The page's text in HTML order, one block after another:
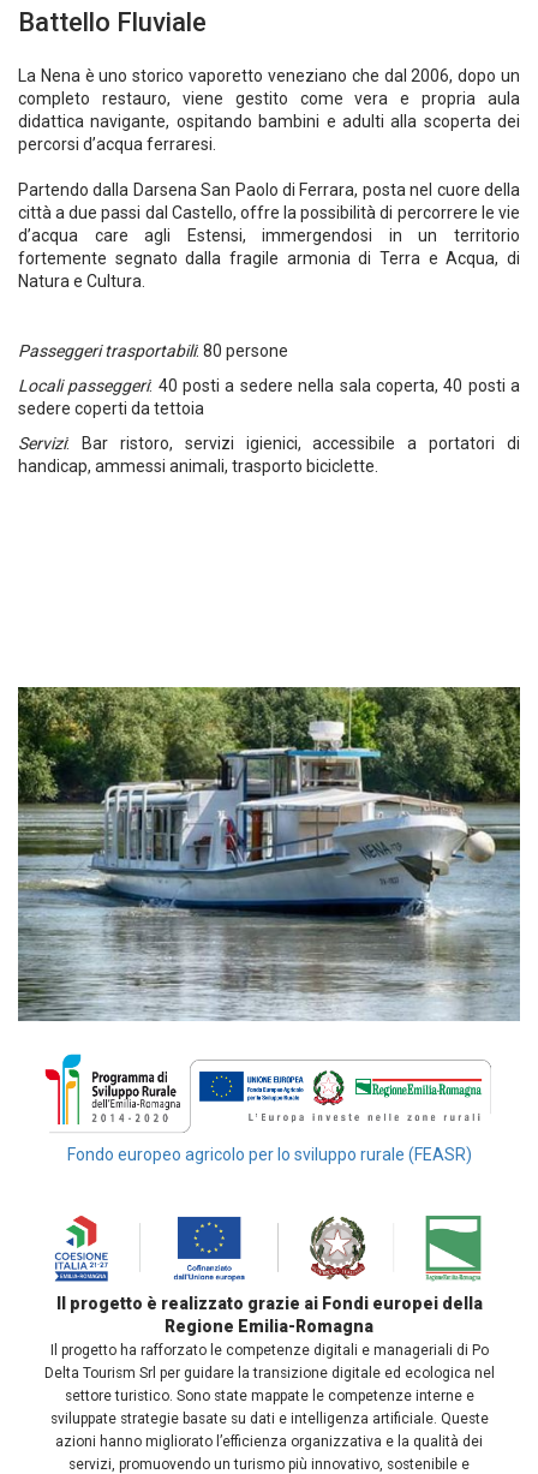
Battello Fluviale
La Nena è uno storico vaporetto veneziano che dal 2006, dopo un
completo restauro, viene gestito come vera e propria aula
didattica navigante, ospitando bambini e adulti alla scoperta dei
percorsi d’acqua ferraresi.
Partendo dalla Darsena San Paolo di Ferrara, posta nel cuore della
città a due passi dal Castello, offre la possibilità di percorrere le vie
d’acqua care agli Estensi, immergendosi in un territorio
fortemente segnato dalla fragile armonia di Terra e Acqua, di
Natura e Cultura.
Passeggeri trasportabili: 80 persone
Locali passeggeri: 40 posti a sedere nella sala coperta, 40 posti a
sedere coperti da tettoia
Servizi: Bar ristoro, servizi igienici, accessibile a portatori di
handicap, ammessi animali, trasporto biciclette.
Fondo europeo agricolo per lo sviluppo rurale (FEASR)
Il progetto è realizzato grazie ai Fondi europei della
Regione Emilia-Romagna
Il progetto ha rafforzato le competenze digitali e manageriali di Po
Delta Tourism Srl per guidare la transizione digitale ed ecologica nel
settore turistico. Sono state mappate le competenze interne e
sviluppate strategie basate su dati e intelligenza artificiale. Queste
azioni hanno migliorato l’efficienza organizzativa e la qualità dei
servizi, promuovendo un turismo più innovativo, sostenibile e